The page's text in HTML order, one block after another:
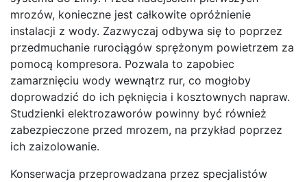
mrozów, konieczne jest całkowite opróżnienie
instalacji z wody. Zazwyczaj odbywa się to poprzez
przedmuchanie rurociągów sprężonym powietrzem za
pomocą kompresora. Pozwala to zapobiec
zamarznięciu wody wewnątrz rur, co mogłoby
doprowadzić do ich pęknięcia i kosztownych napraw.
Studzienki elektrozaworów powinny być również
zabezpieczone przed mrozem, na przykład poprzez
ich zaizolowanie.
Konserwacja przeprowadzana przez specjalistów